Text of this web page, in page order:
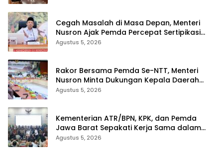
Cegah Masalah di Masa Depan, Menteri
Nusron Ajak Pemda Percepat Sertipikasi
Tanah Rumah Ibadah di NTT
Agustus 5, 2026
Rakor Bersama Pemda Se-NTT, Menteri
Nusron Minta Dukungan Kepala Daerah
Wujudkan Transformasi Layanan
Agustus 5, 2026
Kementerian ATR/BPN, KPK, dan Pemda
Jawa Barat Sepakati Kerja Sama dalam
Upaya Pencegahan Korupsi serta
Agustus 5, 2026